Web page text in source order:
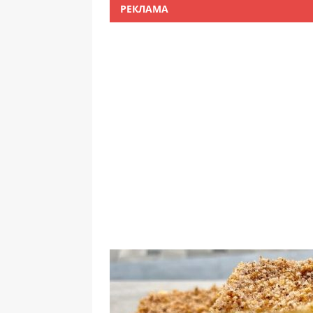
РЕКЛАМА